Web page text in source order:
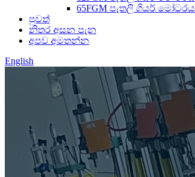
65FGM පැතලි ගියර් මෝටරය
පුවත්
නිතර අසන පැන
අපව අමතන්න
English